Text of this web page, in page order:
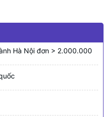
Hà Nội đơn > 2.000.000